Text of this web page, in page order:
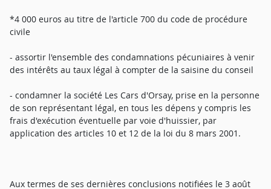
*4 000 euros au titre de l'article 700 du code de procédure
civile
- assortir l'ensemble des condamnations pécuniaires à venir
des intérêts au taux légal à compter de la saisine du conseil
- condamner la société Les Cars d'Orsay, prise en la personne
de son représentant légal, en tous les dépens y compris les
frais d'exécution éventuelle par voie d'huissier, par
application des articles 10 et 12 de la loi du 8 mars 2001.
Aux termes de ses dernières conclusions notifiées le 3 août